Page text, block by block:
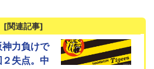
[関連記事]
力負けで
失点。中